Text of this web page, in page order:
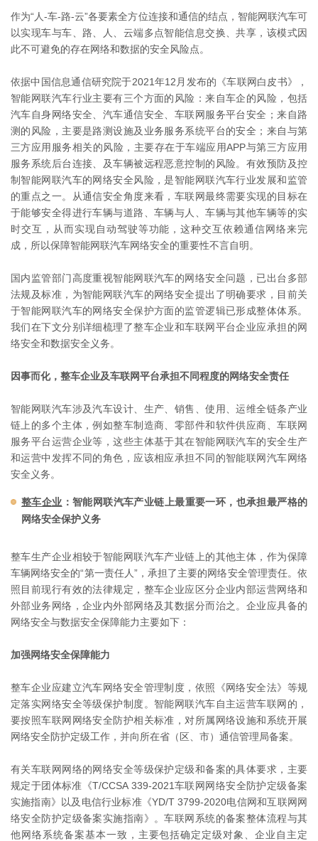
作为“人-车-路-云”各要素全方位连接和通信的结点，智能网联汽车可
以实现车与车、路、人、云端多点智能信息交换、共享，该模式因
此不可避免的存在网络和数据的安全风险点。
依据中国信息通信研究院于2021年12月发布的《车联网白皮书》，
智能网联汽车行业主要有三个方面的风险：来自车企的风险，包括
汽车自身网络安全、汽车通信安全、车联网服务平台安全；来自路
测的风险，主要是路测设施及业务服务系统平台的安全；来自与第
三方应用服务相关的风险，主要存在于车端应用APP与第三方应用
服务系统后台连接、及车辆被远程恶意控制的风险。有效预防及控
制智能网联汽车的网络安全风险，是智能网联汽车行业发展和监管
的重点之一。从通信安全角度来看，车联网最终需要实现的目标在
于能够安全得进行车辆与道路、车辆与人、车辆与其他车辆等的实
时交互，从而实现自动驾驶等功能，这种交互依赖通信网络来完
成，所以保障智能网联汽车网络安全的重要性不言自明。
国内监管部门高度重视智能网联汽车的网络安全问题，已出台多部
法规及标准，为智能网联汽车的网络安全提出了明确要求，目前关
于智能网联汽车的网络安全保护方面的监管逻辑已形成整体体系。
我们在下文分别详细梳理了整车企业和车联网平台企业应承担的网
络安全和数据安全义务。
因事而化，整车企业及车联网平台承担不同程度的网络安全责任
智能网联汽车涉及汽车设计、生产、销售、使用、运维全链条产业
链上的多个主体，例如整车制造商、零部件和软件供应商、车联网
服务平台运营企业等，这些主体基于其在智能网联汽车的安全生产
和运营中发挥不同的角色，应该相应承担不同的智能联网汽车网络
安全义务。
整车企业 ：智能网联汽车产业链上最重要一环，也承担最严格的
网络安全保护义务
整车生产企业相较于智能网联汽车产业链上的其他主体，作为保障
车辆网络安全的“第一责任人”，承担了主要的网络安全管理责任。依
照目前现行有效的法律规定，整车企业应区分企业内部运营网络和
外部业务网络，企业内外部网络及其数据分而治之。企业应具备的
网络安全与数据安全保障能力主要如下：
加强网络安全保障能力
整车企业应建立汽车网络安全管理制度，依照《网络安全法》等规
定落实网络安全等级保护制度。智能网联汽车自主运营车联网的，
要按照车联网网络安全防护相关标准，对所属网络设施和系统开展
网络安全防护定级工作，并向所在省（区、市）通信管理局备案。
有关车联网网络的网络安全等级保护定级和备案的具体要求，主要
规定于团体标准《T/CCSA 339-2021车联网网络安全防护定级备案
实施指南》以及电信行业标准《YD/T 3799-2020电信网和互联网网
络安全防护定级备案实施指南》。车联网系统的备案整体流程与其
他网络系统备案基本一致，主要包括确定定级对象、企业自主定